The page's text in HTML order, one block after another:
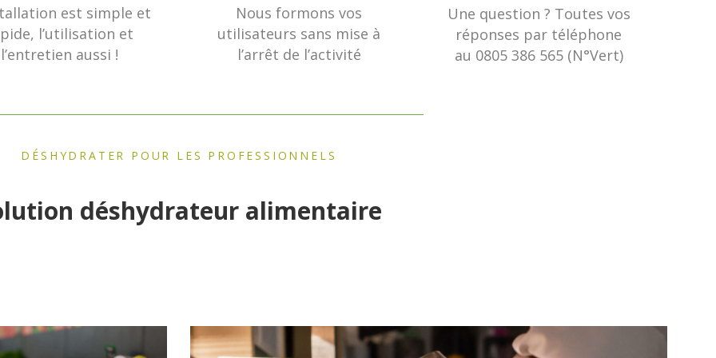
l’entretien aussi ! l’arrêt de l’activité au 0805 386 565 (N°
déshydrateur alimentaire